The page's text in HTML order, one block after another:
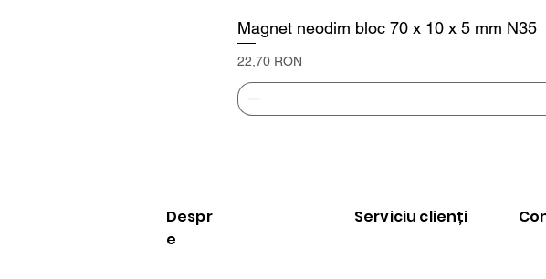
Magnet neodim bloc 70 x 10 x 5 mm N35
Preț
22,70 RON
Despr
e
Serviciu clienți